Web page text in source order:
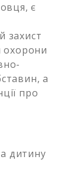
є
захист
охорони
а
про
дитину